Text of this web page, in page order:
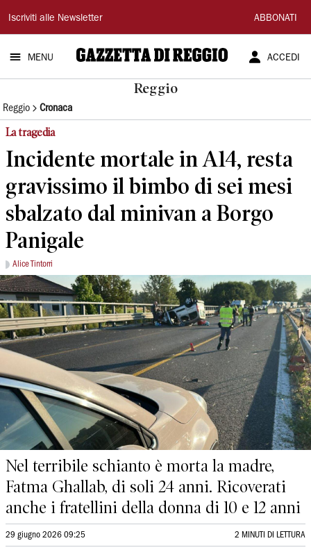
Gazzetta
di
Reggio
Iscriviti alle Newsletter ABBONATI
MENU ACCEDI
Reggio
Reggio Cronaca
La tragedia
Incidente mortale in A14, resta
gravissimo il bimbo di sei mesi
sbalzato dal minivan a Borgo
Panigale
Alice Tintorri
Nel terribile schianto è morta la madre,
Fatma Ghallab, di soli 24 anni. Ricoverati
anche i fratellini della donna di 10 e 12 anni
29 giugno 2026 09:25 2 MINUTI DI LETTURA